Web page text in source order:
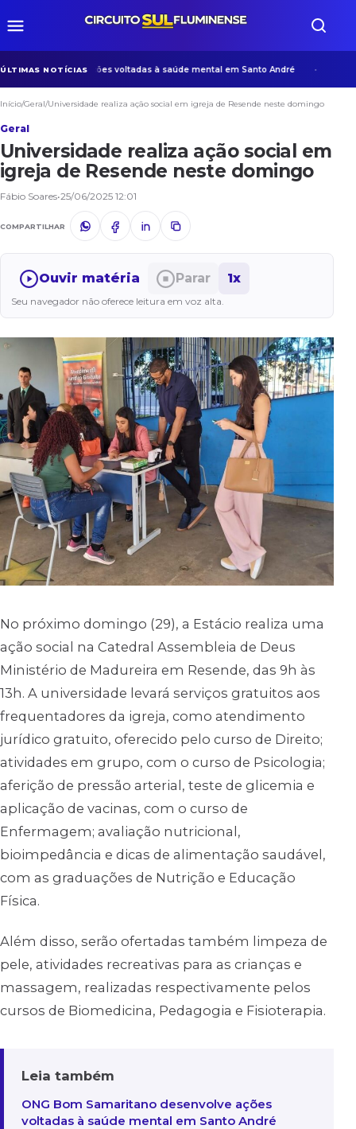
ÚLTIMAS NOTÍCIAS
desenvolve ações voltadas à saúde mental em Santo André
Início/Geral/Universidade realiza ação social em igreja de Resende neste domingo
Geral
Universidade realiza ação social em
igreja de Resende neste domingo
Fábio Soares•25/06/2025 12:01
COMPARTILHAR
Ouvir matéria Parar 1x
Seu navegador não oferece leitura em voz alta.
No próximo domingo (29), a Estácio realiza uma
ação social na Catedral Assembleia de Deus
Ministério de Madureira em Resende, das 9h às
13h. A universidade levará serviços gratuitos aos
frequentadores da igreja, como atendimento
jurídico gratuito, oferecido pelo curso de Direito;
atividades em grupo, com o curso de Psicologia;
aferição de pressão arterial, teste de glicemia e
aplicação de vacinas, com o curso de
Enfermagem; avaliação nutricional,
bioimpedância e dicas de alimentação saudável,
com as graduações de Nutrição e Educação
Física.
Além disso, serão ofertadas também limpeza de
pele, atividades recreativas para as crianças e
massagem, realizadas respectivamente pelos
cursos de Biomedicina, Pedagogia e Fisioterapia.
Leia também
ONG Bom Samaritano desenvolve ações
voltadas à saúde mental em Santo André